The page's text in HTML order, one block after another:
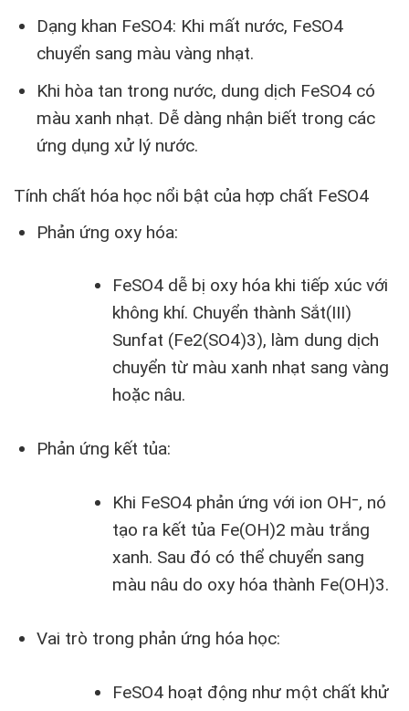
Dạng khan FeSO4: Khi mất nước, FeSO4
chuyển sang màu vàng nhạt.
Khi hòa tan trong nước, dung dịch FeSO4 có
màu xanh nhạt. Dễ dàng nhận biết trong các
ứng dụng xử lý nước.
Tính chất hóa học nổi bật của hợp chất FeSO4
Phản ứng oxy hóa:
FeSO4 dễ bị oxy hóa khi tiếp xúc với
không khí. Chuyển thành Sắt(III)
Sunfat (Fe2(SO4)3), làm dung dịch
chuyển từ màu xanh nhạt sang vàng
hoặc nâu.
Phản ứng kết tủa:
Khi FeSO4 phản ứng với ion OH⁻, nó
tạo ra kết tủa Fe(OH)2 màu trắng
xanh. Sau đó có thể chuyển sang
màu nâu do oxy hóa thành Fe(OH)3.
Vai trò trong phản ứng hóa học:
FeSO4 hoạt động như một chất khử